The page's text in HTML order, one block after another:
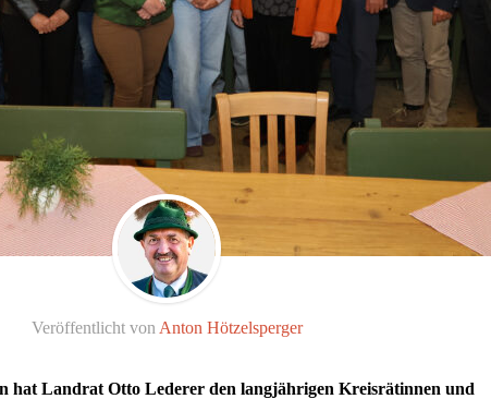
Veröffentlicht von Anton Hötzelsperger
hat Landrat Otto Lederer den langjährigen Kreisrätinnen und